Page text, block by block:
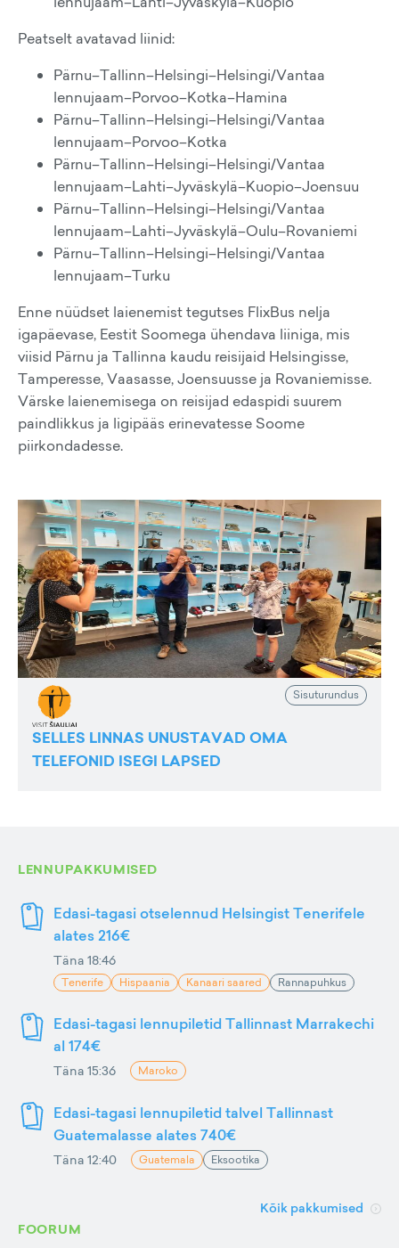
Peatselt avatavad liinid:
Pärnu–Tallinn–Helsingi–Helsingi/Vantaa
lennujaam–Porvoo–Kotka–Hamina
Pärnu–Tallinn–Helsingi–Helsingi/Vantaa
lennujaam–Porvoo–Kotka
Pärnu–Tallinn–Helsingi–Helsingi/Vantaa
lennujaam–Lahti–Jyväskylä–Kuopio–Joensuu
Pärnu–Tallinn–Helsingi–Helsingi/Vantaa
lennujaam–Lahti–Jyväskylä–Oulu–Rovaniemi
Pärnu–Tallinn–Helsingi–Helsingi/Vantaa
lennujaam–Turku
Enne nüüdset laienemist tegutses FlixBus nelja
igapäevase, Eestit Soomega ühendava liiniga, mis
viisid Pärnu ja Tallinna kaudu reisijaid Helsingisse,
Tamperesse, Vaasasse, Joensuusse ja Rovaniemisse.
Värske laienemisega on reisijad edaspidi suurem
paindlikkus ja ligipääs erinevatesse Soome
piirkondadesse.
Sisuturundus
SELLES LINNAS UNUSTAVAD OMA
TELEFONID ISEGI LAPSED
LENNUPAKKUMISED
Edasi-tagasi otselennud Helsingist Tenerifele
alates 216€
Täna 18:46
Tenerife Hispaania Kanaari saared Rannapuhkus
Edasi-tagasi lennupiletid Tallinnast Marrakechi
al 174€
Täna 15:36 Maroko
Edasi-tagasi lennupiletid talvel Tallinnast
Guatemalasse alates 740€
Täna 12:40 Guatemala Eksootika
Kõik pakkumised
FOORUM